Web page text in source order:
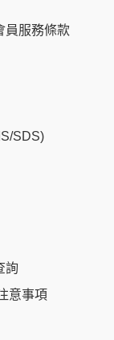
員服務條款
SDS)
詢
意事項